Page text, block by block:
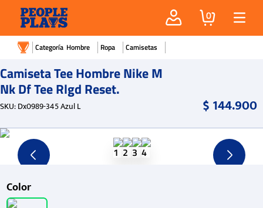
0
Hombre Ropa Camisetas
Camiseta Tee Hombre Nike M
Nk Df Tee Rlgd Reset.
SKU:Dx0989-345 Azul L $144.900
Color